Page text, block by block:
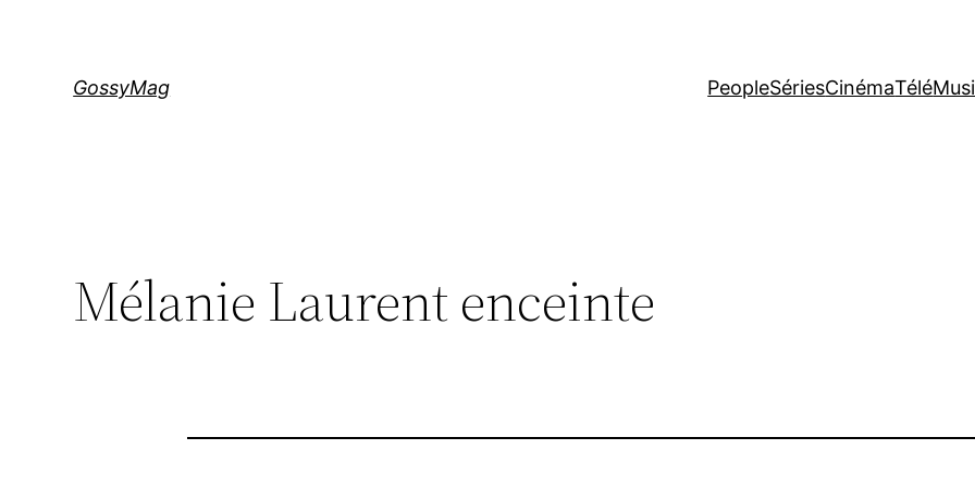
GossyMag PeopleSériesCinémaTélé
Mélanie Laurent enceinte